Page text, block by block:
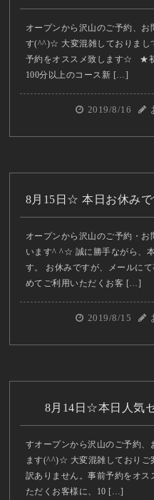
オープンから沢山のご予約、お
す(^^)☆ 大変混雑しておりまし
予約をオススメ致します☆ ★初
100分以上のコース新 […]
2019/8/16
8月15日☆ 本日お休み
オープンから沢山のご予約・
います^ ^☆ 誠に勝手ながら、
す。 お休みですが、メールに
めてご利用いただくお客 […]
2019/8/15
8月14日☆本日人気
すオープンから沢山のご予約
ます(^^)☆ 大変混雑しておりご
訳ありません。事前予約をオ
ただくお客様に、10 […]